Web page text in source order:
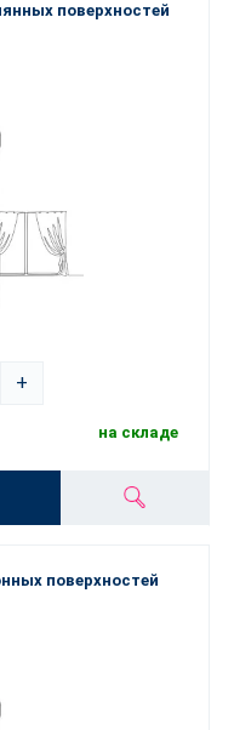
поверхностей
+
на складе
поверхностей